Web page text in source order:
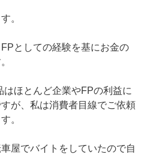
。
としての経験を基にお金の
ほとんど企業やFPの利益に
が、私は消費者目線でご依頼
。
屋でバイトをしていたので自